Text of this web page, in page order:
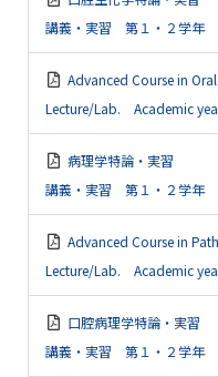
講義・実習 第１・２学年
Advanced Course in
Lecture/Lab. Academic
病理学特論・実習
講義・実習 第１・２学年
Advanced Course in
Lecture/Lab. Academic
口腔病理学特論・実習
講義・実習 第１・２学年